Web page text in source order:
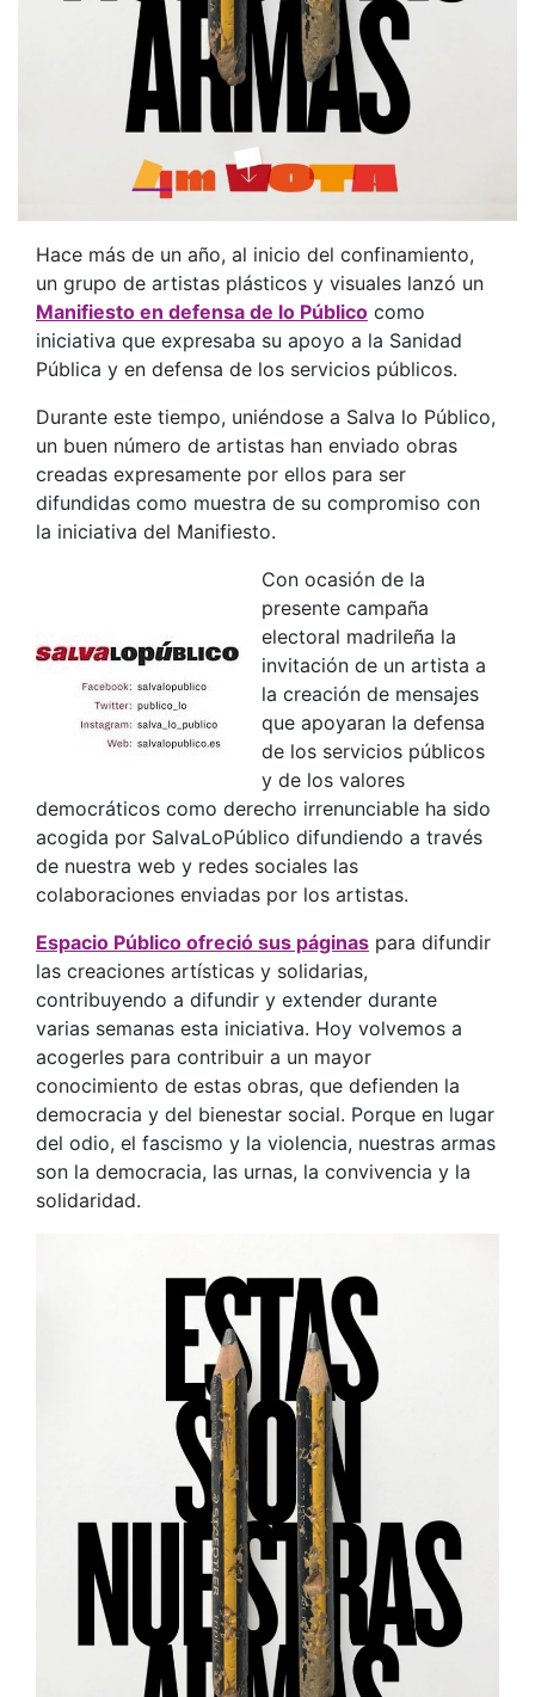
Hace más de un año, al inicio del confinamiento,
un grupo de artistas plásticos y visuales lanzó un
Manifiesto en defensa de lo Público como
iniciativa que expresaba su apoyo a la Sanidad
Pública y en defensa de los servicios públicos.
Durante este tiempo, uniéndose a Salva lo Público,
un buen número de artistas han enviado obras
creadas expresamente por ellos para ser
difundidas como muestra de su compromiso con
la iniciativa del Manifiesto.
Con ocasión de la
presente campaña
electoral madrileña la
invitación de un artista a
la creación de mensajes
que apoyaran la defensa
de los servicios públicos
y de los valores
democráticos como derecho irrenunciable ha sido
acogida por SalvaLoPúblico difundiendo a través
de nuestra web y redes sociales las
colaboraciones enviadas por los artistas.
Espacio Público ofreció sus páginas para difundir
las creaciones artísticas y solidarias,
contribuyendo a difundir y extender durante
varias semanas esta iniciativa. Hoy volvemos a
acogerles para contribuir a un mayor
conocimiento de estas obras, que defienden la
democracia y del bienestar social. Porque en lugar
del odio, el fascismo y la violencia, nuestras armas
son la democracia, las urnas, la convivencia y la
solidaridad.